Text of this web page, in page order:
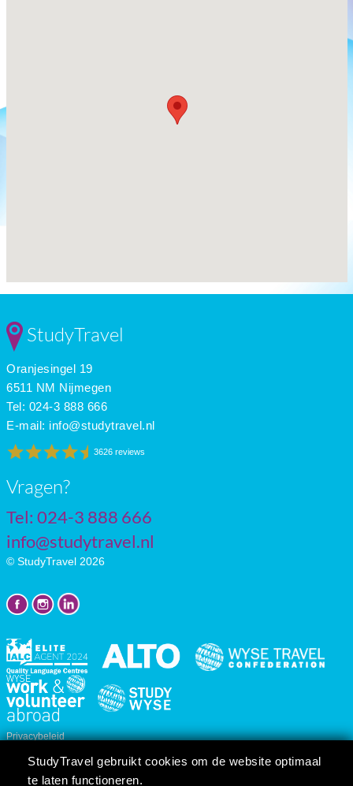
StudyTravel gebruikt cookies om de website optimaal
te laten functioneren.
StudyTravel
Oranjesingel 19
6511 NM Nijmegen
Tel: 024-3 888 666
E-mail: info@studytravel.nl
3626 reviews
Vragen?
Tel: 024-3 888 666
info@studytravel.nl
© StudyTravel 2026
Privacybeleid
Reis/cursusvoorwaarden